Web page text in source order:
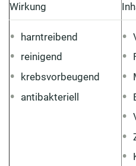
Wirkung
harntreibend
reinigend
krebsvorbeugend
antibakteriell